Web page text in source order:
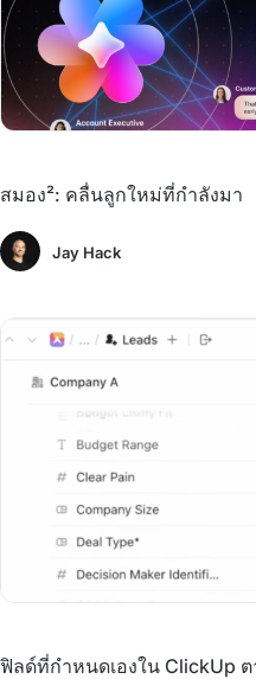
สมอง²: คลื่นลูกใหม่ที่กำลังมา
Jay Hack
ฟิลด์ที่กำหนดเองใน ClickUp